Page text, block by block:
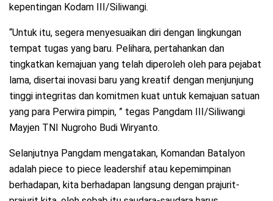
kepentingan Kodam III/Siliwangi.
“Untuk itu, segera menyesuaikan diri dengan lingkungan
tempat tugas yang baru. Pelihara, pertahankan dan
tingkatkan kemajuan yang telah diperoleh oleh para pejabat
lama, disertai inovasi baru yang kreatif dengan menjunjung
tinggi integritas dan komitmen kuat untuk kemajuan satuan
yang para Perwira pimpin, ” tegas Pangdam III/Siliwangi
Mayjen TNI Nugroho Budi Wiryanto.
Selanjutnya Pangdam mengatakan, Komandan Batalyon
adalah piece to piece leadershif atau kepemimpinan
berhadapan, kita berhadapan langsung dengan prajurit-